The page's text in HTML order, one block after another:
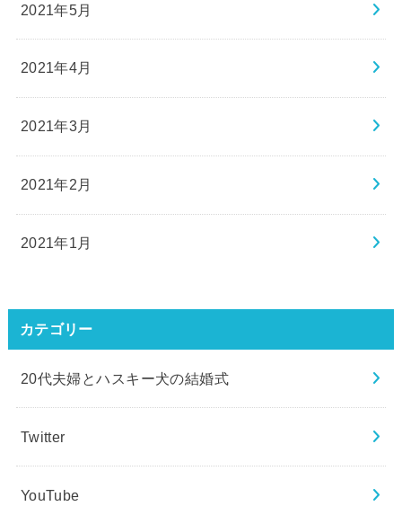
2021年5月
2021年4月
2021年3月
2021年2月
2021年1月
カテゴリー
20代夫婦とハスキー犬の結婚式
Twitter
YouTube